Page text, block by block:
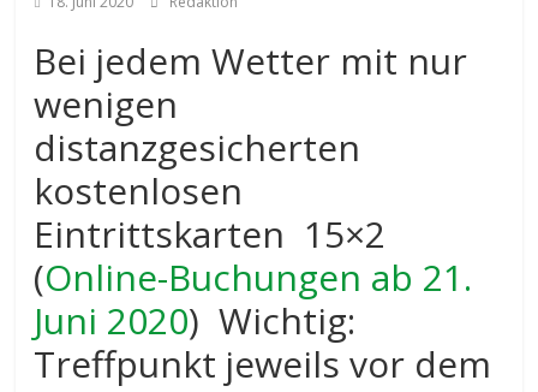
Bei jedem Wetter mit nur
wenigen
distanzgesicherten
kostenlosen
Eintrittskarten 15×2
(Online-Buchungen ab 21.
Juni 2020) Wichtig:
Treffpunkt jeweils vor dem